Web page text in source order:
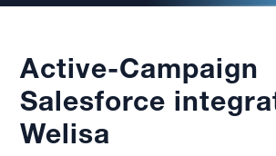
Active-Campaign
Salesforce
Welisa